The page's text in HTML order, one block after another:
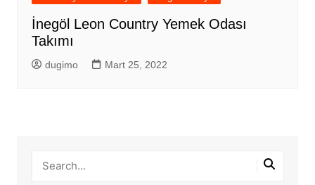
İnegöl Leon Country Yemek Odası
Takımı
dugimo Mart 25, 2022